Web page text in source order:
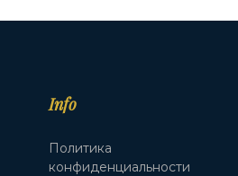
Info
Политика
конфиденциальности